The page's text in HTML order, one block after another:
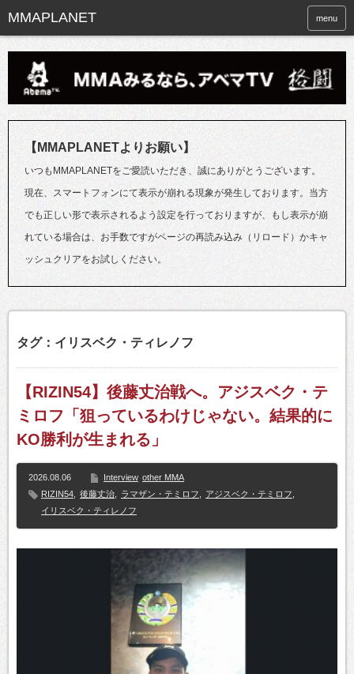
menu
【MMAPLANETよりお願い】
いつもMMAPLANETをご愛読いただき、誠にありがとうございます。
現在、スマートフォンにて表示が崩れる現象が発生しております。当方
でも正しい形で表示されるよう設定を行っておりますが、もし表示が崩
れている場合は、お手数ですがページの再読み込み（リロード）かキャ
ッシュクリアをお試しください。
タグ：イリスベク・ティレノフ
【RIZIN54】後藤丈治戦へ。アジスベク・テ
ミロフ「狙っているわけじゃない。結果的に
KO勝利が生まれる」
2026.08.06 Interview other MMA
RIZIN54
後藤丈治 ラマザン・テミロフ アジスベク・テミロフ
イリスベク・ティレノフ